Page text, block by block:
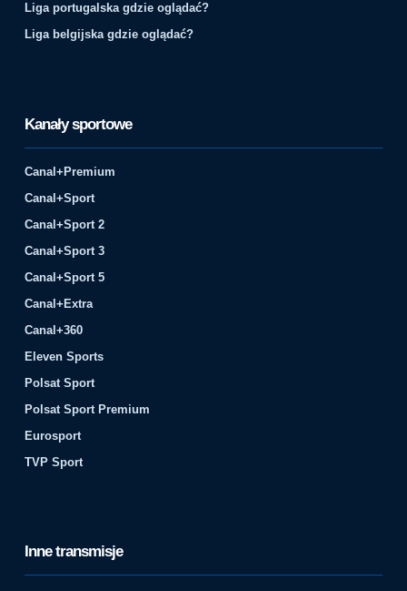
Liga portugalska gdzie oglądać?
Liga belgijska gdzie oglądać?
Kanały sportowe
Canal+Premium
Canal+Sport
Canal+Sport 2
Canal+Sport 3
Canal+Sport 5
Canal+Extra
Canal+360
Eleven Sports
Polsat Sport
Polsat Sport Premium
Eurosport
TVP Sport
Inne transmisje